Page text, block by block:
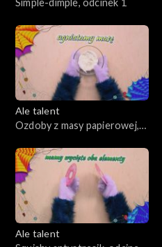
Simple-dimple, odcinek 1
Ale talent
Ozdoby z masy papierowej,
Ale talent